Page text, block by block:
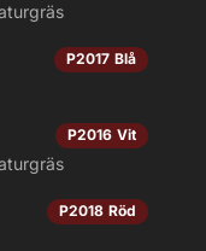
P2017 Blå
P2016 Vit
P2018 Röd